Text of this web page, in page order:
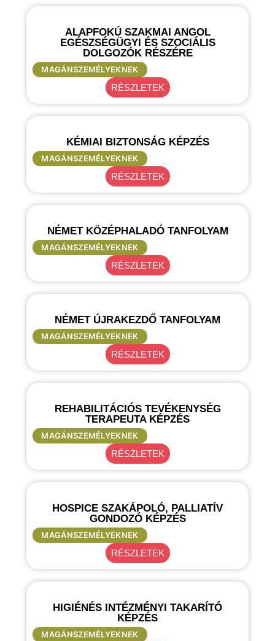
ALAPFOKÚ SZAKMAI ANGOL
EGÉSZSÉGÜGYI ÉS SZOCIÁLIS
DOLGOZÓK RÉSZÉRE
MAGÁNSZEMÉLYEKNEK
RÉSZLETEK
KÉMIAI BIZTONSÁG KÉPZÉS
MAGÁNSZEMÉLYEKNEK
RÉSZLETEK
NÉMET KÖZÉPHALADÓ TANFOLYAM
MAGÁNSZEMÉLYEKNEK
RÉSZLETEK
NÉMET ÚJRAKEZDŐ TANFOLYAM
MAGÁNSZEMÉLYEKNEK
RÉSZLETEK
REHABILITÁCIÓS TEVÉKENYSÉG
TERAPEUTA KÉPZÉS
MAGÁNSZEMÉLYEKNEK
RÉSZLETEK
HOSPICE SZAKÁPOLÓ, PALLIATÍV
GONDOZÓ KÉPZÉS
MAGÁNSZEMÉLYEKNEK
RÉSZLETEK
HIGIÉNÉS INTÉZMÉNYI TAKARÍTÓ
KÉPZÉS
MAGÁNSZEMÉLYEKNEK